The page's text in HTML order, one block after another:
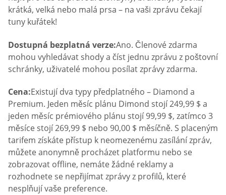
krátká, velká nebo malá prsa – na vaši zprávu čekají
tuny kuřátek!
Dostupná bezplatná verze:Ano. Členové zdarma
mohou vyhledávat shody a číst jednu zprávu z poštovní
schránky, uživatelé mohou posílat zprávy zdarma.
Cena:Existují dva typy předplatného – Diamond a
Premium. Jeden měsíc plánu Dimond stojí 249,99 $ a
jeden měsíc prémiového plánu stojí 99,99 $, zatímco 3
měsíce stojí 269,99 $ nebo 90,00 $ měsíčně. S placeným
tarifem získáte přístup k neomezenému zasílání zpráv,
můžete anonymně procházet platformu nebo se
zobrazovat offline, nemáte žádné reklamy a
rozhodnete se nepřijímat zprávy z profilů, které
nesplňují vaše preference.